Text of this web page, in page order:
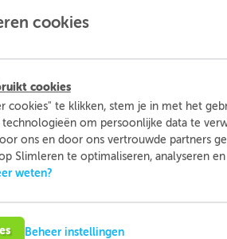
eenkenmerkvan eenobject
cookies
cookies
cookies" te klikken, stem je in met het
technologieën om persoonlijke data te
ons en door ons vertrouwde partners
Slimleren te optimaliseren, analyseren en
weten?
Beheer instellingen